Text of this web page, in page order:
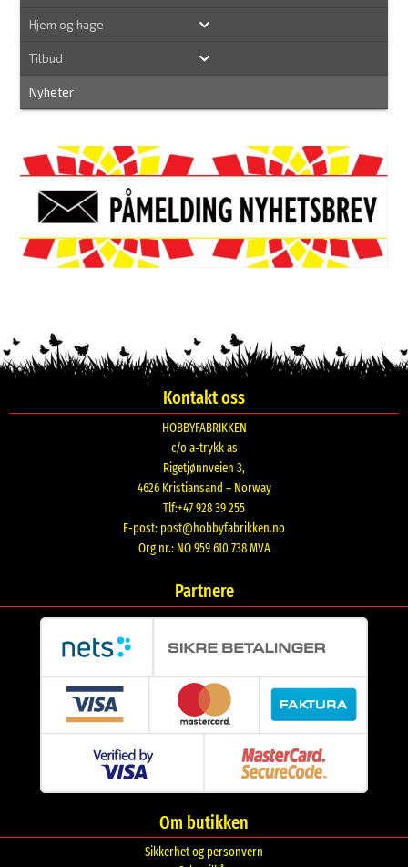
Hjem og hage
Tilbud
Nyheter
Kontakt oss
HOBBYFABRIKKEN
c/o a-trykk as
Rigetjønnveien 3,
4626 Kristiansand – Norway
Tlf:+47 928 39 255
E-post: post@hobbyfabrikken.no
Org nr.: NO 959 610 738 MVA
Partnere
Om butikken
Sikkerhet og personvern